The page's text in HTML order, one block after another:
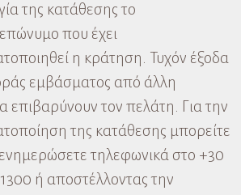
της κατάθεσης το
που έχει
η κράτηση. Τυχόν έξοδα
εμβάσματος από άλλη
επιβαρύνουν τον πελάτη. Για την
της κατάθεσης μπορείτε
τηλεφωνικά στο +30
ή αποστέλλοντας την